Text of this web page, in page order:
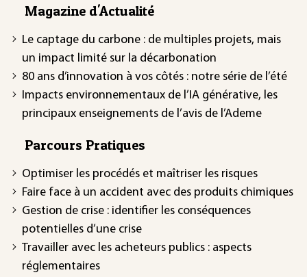
Magazine d'Actualité
Le captage du carbone : de multiples projets, mais
un impact limité sur la décarbonation
80 ans d’innovation à vos côtés : notre série de l’été
Impacts environnementaux de l’IA générative, les
principaux enseignements de l’avis de l’Ademe
Parcours Pratiques
Optimiser les procédés et maîtriser les risques
Faire face à un accident avec des produits chimiques
Gestion de crise : identifier les conséquences
potentielles d’une crise
Travailler avec les acheteurs publics : aspects
réglementaires